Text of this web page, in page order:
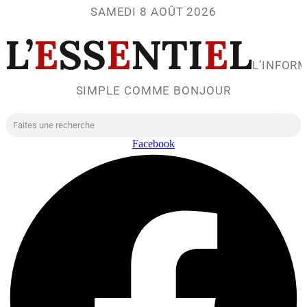
SAMEDI 8 AOÛT 2026
L’ESSENTIEL
SIMPLE COMME BONJOUR
Facebook